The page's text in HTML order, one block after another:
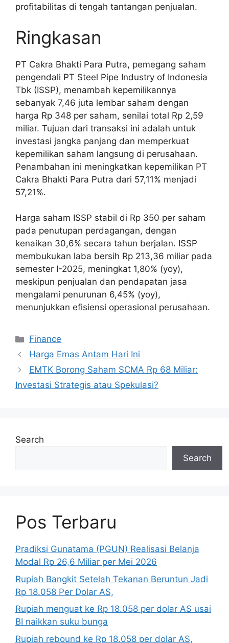
profitabilitas di tengah tantangan penjualan.
Ringkasan
PT Cakra Bhakti Para Putra, pemegang saham
pengendali PT Steel Pipe Industry of Indonesia
Tbk (ISSP), menambah kepemilikannya
sebanyak 7,46 juta lembar saham dengan
harga Rp 348 per saham, senilai total Rp 2,59
miliar. Tujuan dari transaksi ini adalah untuk
investasi jangka panjang dan memperkuat
kepemilikan saham langsung di perusahaan.
Penambahan ini meningkatkan kepemilikan PT
Cakra Bhakti Para Putra dari 57,11% menjadi
57,21%.
Harga saham ISSP stabil di Rp 350 per saham
pada penutupan perdagangan, dengan
kenaikan 30,6% secara tahun berjalan. ISSP
membukukan laba bersih Rp 213,36 miliar pada
semester I-2025, meningkat 1,80% (yoy),
meskipun penjualan dan pendapatan jasa
mengalami penurunan 6,45% (yoy),
menunjukkan efisiensi operasional perusahaan.
Categories
Finance
Harga Emas Antam Hari Ini
EMTK Borong Saham SCMA Rp 68 Miliar:
Investasi Strategis atau Spekulasi?
Search
Search
Pos Terbaru
Pradiksi Gunatama (PGUN) Realisasi Belanja
Modal Rp 26,6 Miliar per Mei 2026
Rupiah Bangkit Setelah Tekanan Beruntun Jadi
Rp 18.058 Per Dolar AS,
Rupiah menguat ke Rp 18.058 per dolar AS usai
BI naikkan suku bunga
Rupiah rebound ke Rp 18.058 per dolar AS,